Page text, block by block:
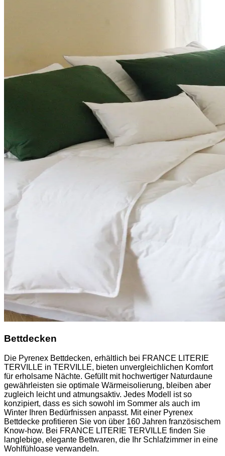
Bettdecken
Die Pyrenex Bettdecken, erhältlich bei FRANCE LITERIE
TERVILLE in TERVILLE, bieten unvergleichlichen Komfort
für erholsame Nächte. Gefüllt mit hochwertiger Naturdaune
gewährleisten sie optimale Wärmeisolierung, bleiben aber
zugleich leicht und atmungsaktiv. Jedes Modell ist so
konzipiert, dass es sich sowohl im Sommer als auch im
Winter Ihren Bedürfnissen anpasst. Mit einer Pyrenex
Bettdecke profitieren Sie von über 160 Jahren französischem
Know-how. Bei FRANCE LITERIE TERVILLE finden Sie
langlebige, elegante Bettwaren, die Ihr Schlafzimmer in eine
Wohlfühloase verwandeln.